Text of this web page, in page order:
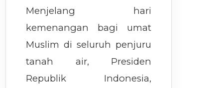
Menjelang hari
kemenangan bagi umat
Muslim di seluruh penjuru
tanah air, Presiden
Republik Indonesia,